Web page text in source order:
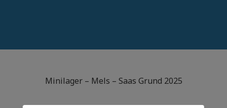
Minilager – Mels – Saas Grund 2025